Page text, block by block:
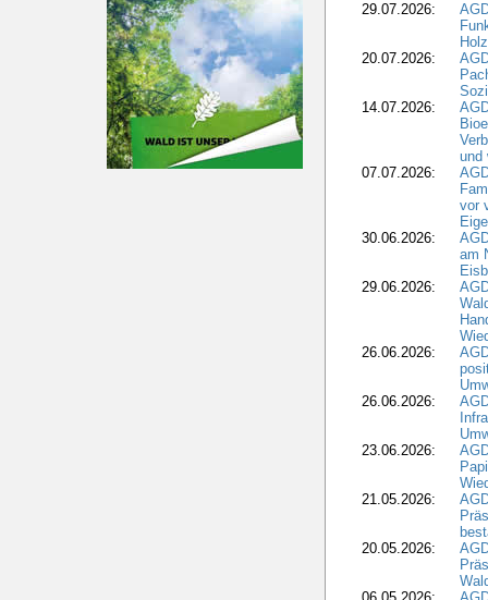
29.07.2026:
20.07.2026:
14.07.2026:
und
07.07.2026:
vor
30.06.2026:
am
29.06.2026:
26.06.2026:
26.06.2026:
23.06.2026:
21.05.2026:
20.05.2026: